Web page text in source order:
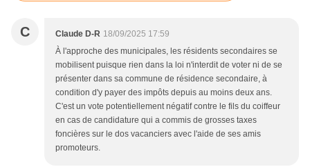
C Claude D-R 18/09/2025 17:59
À l'approche des municipales, les résidents secondaires se
mobilisent puisque rien dans la loi n'interdit de voter ni de se
présenter dans sa commune de résidence secondaire, à
condition d'y payer des impôts depuis au moins deux ans.
C'est un vote potentiellement négatif contre le fils du coiffeur
en cas de candidature qui a commis de grosses taxes
foncières sur le dos vacanciers avec l'aide de ses amis
promoteurs.